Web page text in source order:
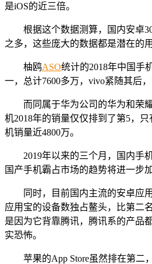
是iOS的近三倍。
根据这个数据测算，国内安卓
之多，这些庞大的数据都是潜在的用
柚鸥ASO统计的2018年中国手
一，总计7600多万，vivo紧随其后，
而同属于华为公司的华为和荣
机2018年的销量仅仅排到了第5，
机销量近4800万。
2019年以来的三个月，国内手
国产手机霸占市场的趋势将进一步加
同时，目前国内主流的安卓应
应用宝的设备数独占鳌头，比第二
是因为它背靠腾讯，腾讯系的产品
实恐怖。
苹果的App Store虽然排在第二